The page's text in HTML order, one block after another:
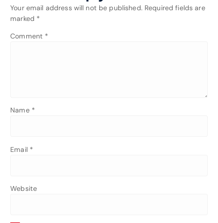
Your email address will not be published. Required fields are
marked *
Comment *
Name *
Email *
Website